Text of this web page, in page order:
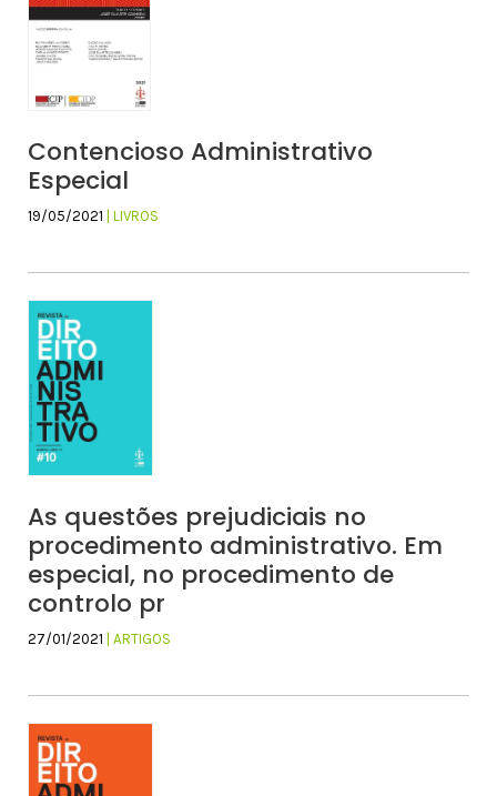
Contencioso Administrativo
Especial
19/05/2021 | LIVROS
As questões prejudiciais no
procedimento administrativo. Em
especial, no procedimento de
controlo pr
27/01/2021 | ARTIGOS